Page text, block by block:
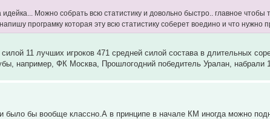
Можно собрать всю статистику и довольно быстро.. главное
програмку которая эту всю статистику соберет воедино и что
11 лучших игроков 471 средней силой состава в длительных
например, ФК Москва, Прошлогодний победитель Уралан, набрали
бы вообще классно.А в принципе в начале КМ иногда можно